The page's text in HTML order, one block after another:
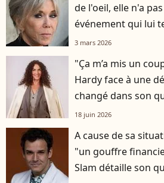
de l'oeil, elle n'a
événement qui lui
3 mars 2026
"Ça m’a mis un
Hardy face à une
changé dans son
18 juin 2026
A cause de sa
"un gouffre
Slam détaille son